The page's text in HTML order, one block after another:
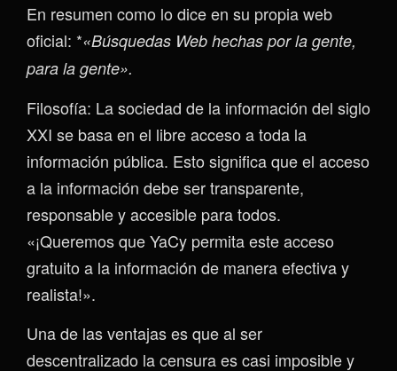
En resumen como lo dice en su propia web
oficial: *«Búsquedas Web hechas por la gente,
para la gente».
Filosofía: La sociedad de la información del siglo
XXI se basa en el libre acceso a toda la
información pública. Esto significa que el acceso
a la información debe ser transparente,
responsable y accesible para todos.
«¡Queremos que YaCy permita este acceso
gratuito a la información de manera efectiva y
realista!».
Una de las ventajas es que al ser
descentralizado la censura es casi imposible y